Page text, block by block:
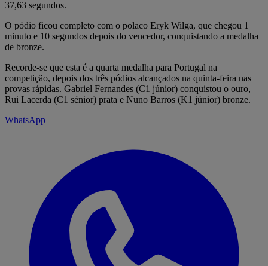
37,63 segundos.
O pódio ficou completo com o polaco Eryk Wilga, que chegou 1
minuto e 10 segundos depois do vencedor, conquistando a medalha
de bronze.
Recorde-se que esta é a quarta medalha para Portugal na
competição, depois dos três pódios alcançados na quinta-feira nas
provas rápidas. Gabriel Fernandes (C1 júnior) conquistou o ouro,
Rui Lacerda (C1 sénior) prata e Nuno Barros (K1 júnior) bronze.
WhatsApp